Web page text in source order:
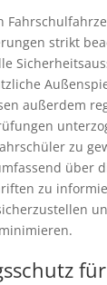
strikt
außerdem
zu
über
zu
für